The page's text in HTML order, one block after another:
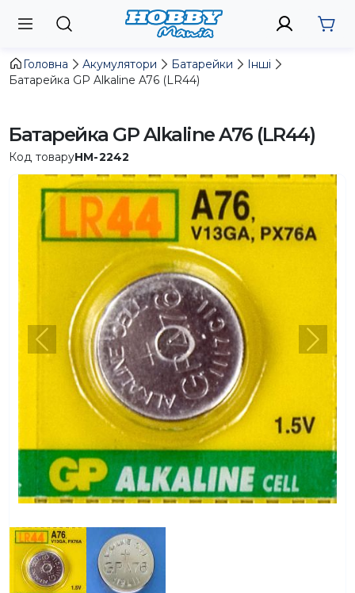
Головна Акумулятори Батарейки
Інші
Батарейка GP Alkaline A76 (LR44)
Батарейка GP Alkaline A76 (LR44)
Код товаруHM-2242
Попередній